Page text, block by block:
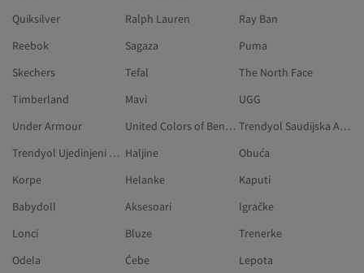
Quiksilver
Ralph Lauren
Ray Ban
Reebok
Sagaza
Puma
Skechers
Tefal
The North Face
Timberland
Mavi
UGG
Under Armour
United Colors of Benetton
Trendyol Saudijska Arabija
Trendyol Ujedinjeni Arapski Emirati Haljine
Obuća
Korpe
Helanke
Kaputi
Babydoll
Aksesoari
Igračke
Lonci
Bluze
Trenerke
Odela
Ćebe
Lepota